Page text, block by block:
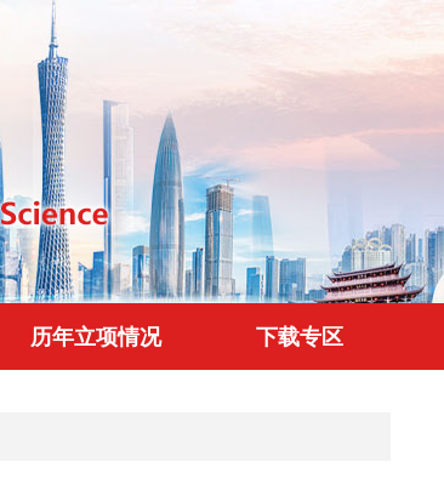
历年立项情况 下载专区